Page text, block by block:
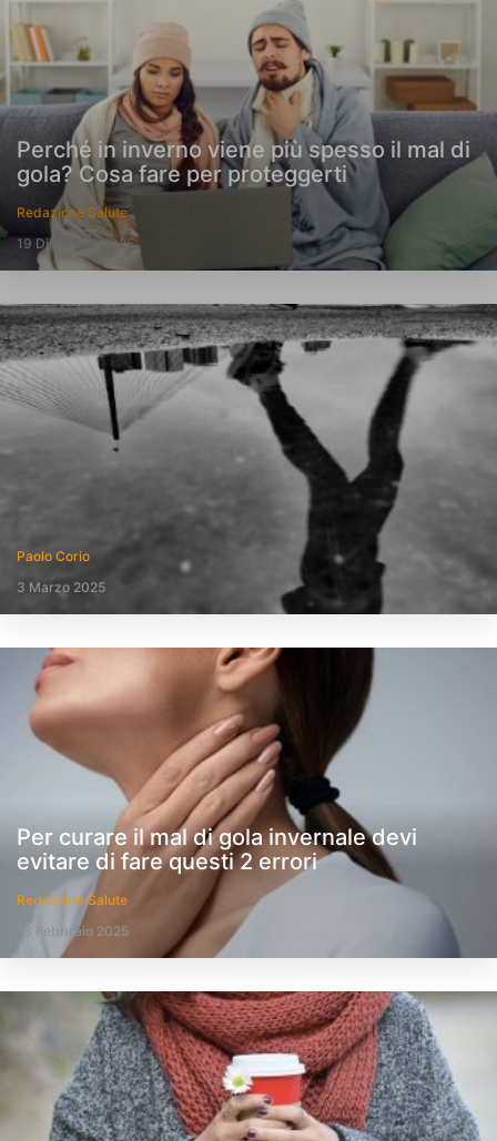
Perché in inverno viene più spesso il mal di
gola? Cosa fare per proteggerti
Redazione Salute
19 Dicembre 2025
Paolo Corio
3 Marzo 2025
Per curare il mal di gola invernale devi
evitare di fare questi 2 errori
Redazione Salute
13 Febbraio 2025